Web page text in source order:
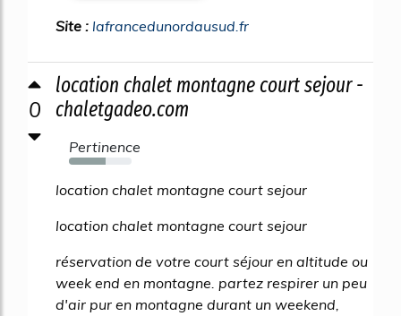
Site : lafrancedunordausud.fr
0
location chalet montagne court sejour -
chaletgadeo.com
Pertinence
59%
location chalet montagne court sejour
location chalet montagne court sejour
réservation de votre court séjour en altitude ou
week end en montagne. partez respirer un peu
d'air pur en montagne durant un weekend,